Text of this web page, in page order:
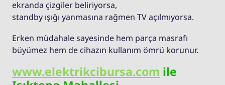
ekranda çizgiler beliriyorsa,
standby ışığı yanmasına rağmen TV açılmıyorsa.
Erken müdahale sayesinde hem parça masrafı
büyümez hem de cihazın kullanım ömrü korunur.
www.elektrikcibursa.com ile